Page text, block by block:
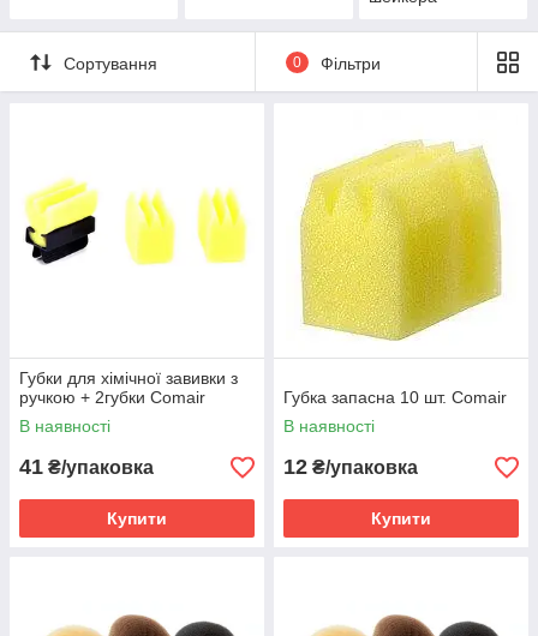
Сортування 0 Фільтри
Губки для хімічної завивки з
ручкою + 2губки Comair
В наявності
41 ₴/упаковка
Купити
Губка запасна 10 шт. Comair
В наявності
12 ₴/упаковка
Купити